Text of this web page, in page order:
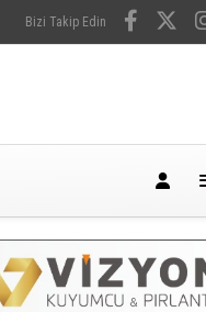
Bizi Takip Edin